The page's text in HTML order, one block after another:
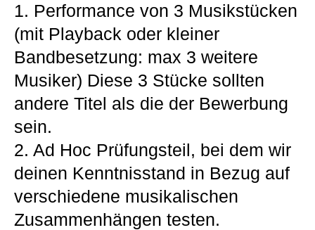
1. Performance von 3 Musikstücken
(mit Playback oder kleiner
Bandbesetzung: max 3 weitere
Musiker) Diese 3 Stücke sollten
andere Titel als die der Bewerbung
sein.
2. Ad Hoc Prüfungsteil, bei dem wir
deinen Kenntnisstand in Bezug auf
verschiedene musikalischen
Zusammenhängen testen.